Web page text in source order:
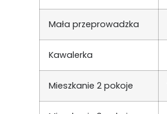
Mała przeprowadzka
Kawalerka
Mieszkanie 2 pokoje